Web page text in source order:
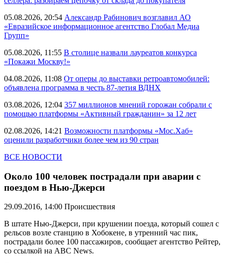
05.08.2026, 20:54 Александр Рабинович возглавил АО
«Евразийское информационное агентство Глобал Медиа
Групп»
05.08.2026, 11:55 В столице назвали лауреатов конкурса
«Покажи Москву!»
04.08.2026, 11:08 От оперы до выставки ретроавтомобилей:
объявлена программа в честь 87-летия ВДНХ
03.08.2026, 12:04 357 миллионов мнений горожан собрали с
помощью платформы «Активный гражданин» за 12 лет
02.08.2026, 14:21 Возможности платформы «Мос.Хаб»
оценили разработчики более чем из 90 стран
ВСЕ НОВОСТИ
Около 100 человек пострадали при аварии с
поездом в Нью-Джерси
29.09.2016, 14:00 Происшествия
В штате Нью-Джерси, при крушении поезда, который сошел с
рельсов возле станцию в Хобокене, в утренний час пик,
пострадали более 100 пассажиров, сообщает агентство Рейтер,
со ссылкой на ABC News.